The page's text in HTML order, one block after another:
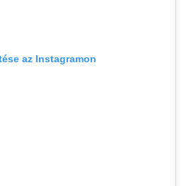
az Instagramon